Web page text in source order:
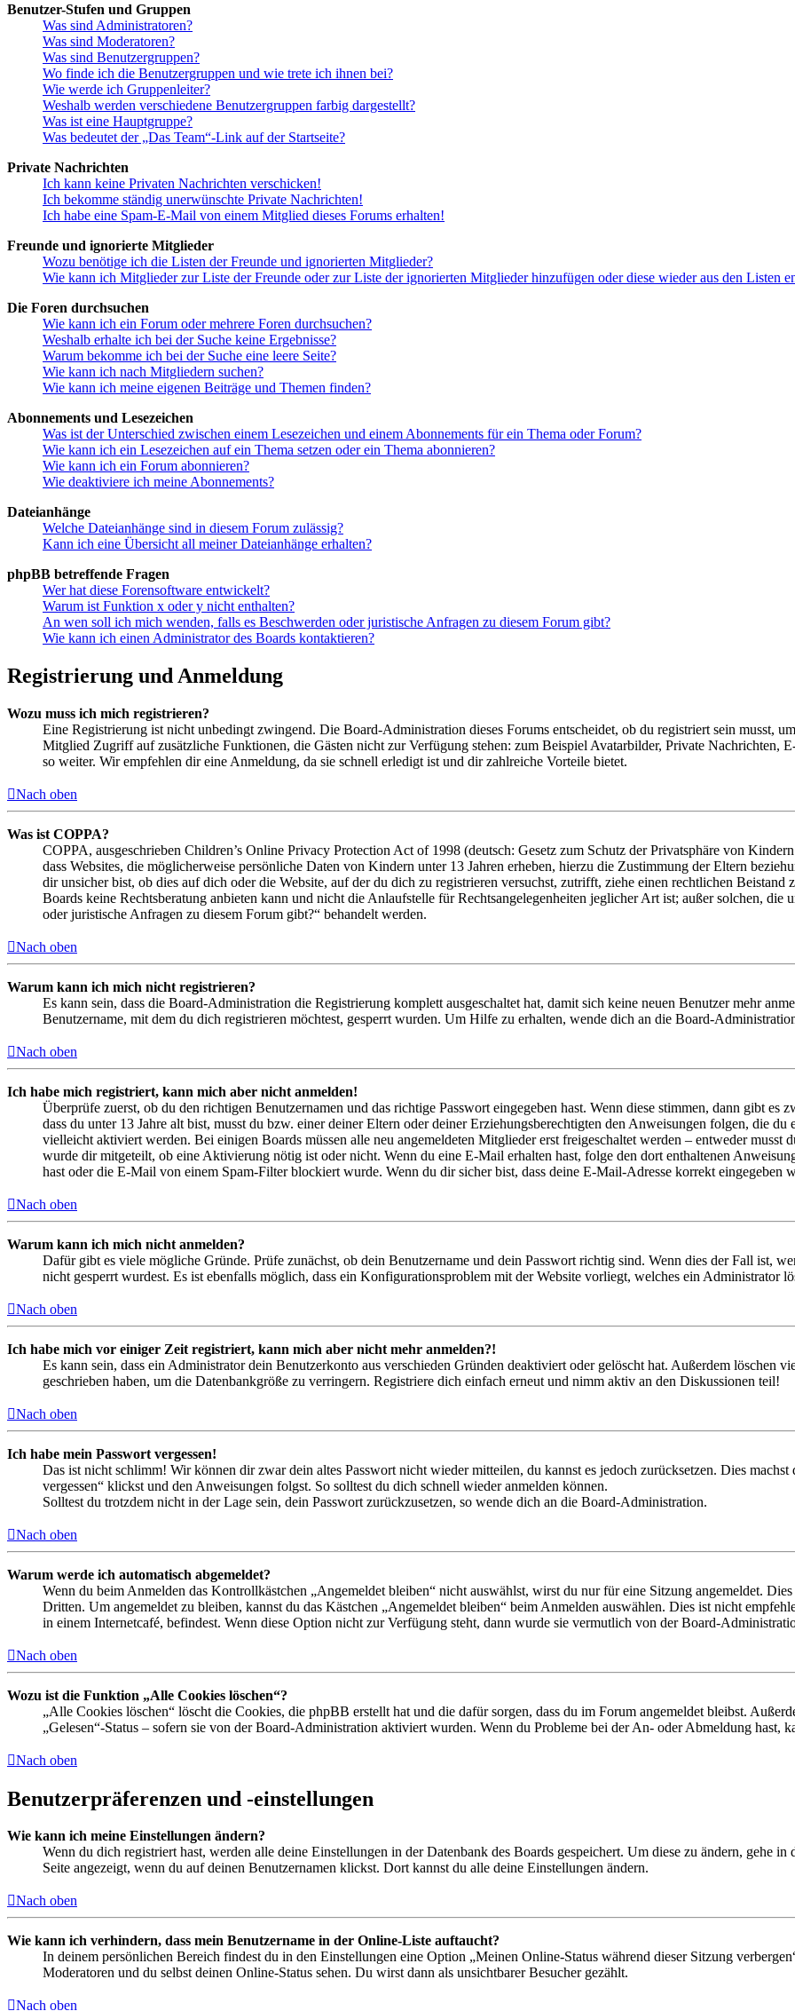
Benutzer-Stufen und Gruppen
Was sind Administratoren?
Was sind Moderatoren?
Was sind Benutzergruppen?
Wo finde ich die Benutzergruppen und wie trete ich ihnen bei?
Wie werde ich Gruppenleiter?
Weshalb werden verschiedene Benutzergruppen farbig dargestellt?
Was ist eine Hauptgruppe?
Was bedeutet der „Das Team“-Link auf der Startseite?
Private Nachrichten
Ich kann keine Privaten Nachrichten verschicken!
Ich bekomme ständig unerwünschte Private Nachrichten!
Ich habe eine Spam-E-Mail von einem Mitglied dieses Forums erhalten!
Freunde und ignorierte Mitglieder
Wozu benötige ich die Listen der Freunde und ignorierten Mitglieder?
Wie kann ich Mitglieder zur Liste der Freunde oder zur Liste der ignorierten Mitglieder hinzufügen oder diese wieder aus den Listen
Die Foren durchsuchen
Wie kann ich ein Forum oder mehrere Foren durchsuchen?
Weshalb erhalte ich bei der Suche keine Ergebnisse?
Warum bekomme ich bei der Suche eine leere Seite?
Wie kann ich nach Mitgliedern suchen?
Wie kann ich meine eigenen Beiträge und Themen finden?
Abonnements und Lesezeichen
Was ist der Unterschied zwischen einem Lesezeichen und einem Abonnements für ein Thema oder Forum?
Wie kann ich ein Lesezeichen auf ein Thema setzen oder ein Thema abonnieren?
Wie kann ich ein Forum abonnieren?
Wie deaktiviere ich meine Abonnements?
Dateianhänge
Welche Dateianhänge sind in diesem Forum zulässig?
Kann ich eine Übersicht all meiner Dateianhänge erhalten?
phpBB betreffende Fragen
Wer hat diese Forensoftware entwickelt?
Warum ist Funktion x oder y nicht enthalten?
An wen soll ich mich wenden, falls es Beschwerden oder juristische Anfragen zu diesem Forum gibt?
Wie kann ich einen Administrator des Boards kontaktieren?
Registrierung und Anmeldung
Wozu muss ich mich registrieren?
Eine Registrierung ist nicht unbedingt zwingend. Die Board-Administration dieses Forums entscheidet, ob du registriert sein musst,
Mitglied Zugriff auf zusätzliche Funktionen, die Gästen nicht zur Verfügung stehen: zum Beispiel Avatarbilder, Private Nachrichten,
so weiter. Wir empfehlen dir eine Anmeldung, da sie schnell erledigt ist und dir zahlreiche Vorteile bietet.
Nach oben
Was ist COPPA?
COPPA, ausgeschrieben Children’s Online Privacy Protection Act of 1998 (deutsch: Gesetz zum Schutz der Privatsphäre von
dass Websites, die möglicherweise persönliche Daten von Kindern unter 13 Jahren erheben, hierzu die Zustimmung der Eltern
dir unsicher bist, ob dies auf dich oder die Website, auf der du dich zu registrieren versuchst, zutrifft, ziehe einen rechtlichen
Boards keine Rechtsberatung anbieten kann und nicht die Anlaufstelle für Rechtsangelegenheiten jeglicher Art ist; außer solchen,
oder juristische Anfragen zu diesem Forum gibt?“ behandelt werden.
Nach oben
Warum kann ich mich nicht registrieren?
Es kann sein, dass die Board-Administration die Registrierung komplett ausgeschaltet hat, damit sich keine neuen Benutzer mehr
Benutzername, mit dem du dich registrieren möchtest, gesperrt wurden. Um Hilfe zu erhalten, wende dich an die Board-
Nach oben
Ich habe mich registriert, kann mich aber nicht anmelden!
Überprüfe zuerst, ob du den richtigen Benutzernamen und das richtige Passwort eingegeben hast. Wenn diese stimmen, dann gibt es
dass du unter 13 Jahre alt bist, musst du bzw. einer deiner Eltern oder deiner Erziehungsberechtigten den Anweisungen folgen, die
vielleicht aktiviert werden. Bei einigen Boards müssen alle neu angemeldeten Mitglieder erst freigeschaltet werden – entweder musst
wurde dir mitgeteilt, ob eine Aktivierung nötig ist oder nicht. Wenn du eine E-Mail erhalten hast, folge den dort enthaltenen
hast oder die E-Mail von einem Spam-Filter blockiert wurde. Wenn du dir sicher bist, dass deine E-Mail-Adresse korrekt eingegeben
Nach oben
Warum kann ich mich nicht anmelden?
Dafür gibt es viele mögliche Gründe. Prüfe zunächst, ob dein Benutzername und dein Passwort richtig sind. Wenn dies der Fall ist,
nicht gesperrt wurdest. Es ist ebenfalls möglich, dass ein Konfigurationsproblem mit der Website vorliegt, welches ein Administrator
Nach oben
Ich habe mich vor einiger Zeit registriert, kann mich aber nicht mehr anmelden?!
Es kann sein, dass ein Administrator dein Benutzerkonto aus verschieden Gründen deaktiviert oder gelöscht hat. Außerdem löschen
geschrieben haben, um die Datenbankgröße zu verringern. Registriere dich einfach erneut und nimm aktiv an den Diskussionen teil!
Nach oben
Ich habe mein Passwort vergessen!
Das ist nicht schlimm! Wir können dir zwar dein altes Passwort nicht wieder mitteilen, du kannst es jedoch zurücksetzen. Dies
vergessen“ klickst und den Anweisungen folgst. So solltest du dich schnell wieder anmelden können.
Solltest du trotzdem nicht in der Lage sein, dein Passwort zurückzusetzen, so wende dich an die Board-Administration.
Nach oben
Warum werde ich automatisch abgemeldet?
Wenn du beim Anmelden das Kontrollkästchen „Angemeldet bleiben“ nicht auswählst, wirst du nur für eine Sitzung angemeldet.
Dritten. Um angemeldet zu bleiben, kannst du das Kästchen „Angemeldet bleiben“ beim Anmelden auswählen. Dies ist nicht
in einem Internetcafé, befindest. Wenn diese Option nicht zur Verfügung steht, dann wurde sie vermutlich von der Board-
Nach oben
Wozu ist die Funktion „Alle Cookies löschen“?
„Alle Cookies löschen“ löscht die Cookies, die phpBB erstellt hat und die dafür sorgen, dass du im Forum angemeldet bleibst.
„Gelesen“-Status – sofern sie von der Board-Administration aktiviert wurden. Wenn du Probleme bei der An- oder Abmeldung hast,
Nach oben
Benutzerpräferenzen und -einstellungen
Wie kann ich meine Einstellungen ändern?
Wenn du dich registriert hast, werden alle deine Einstellungen in der Datenbank des Boards gespeichert. Um diese zu ändern, gehe
Seite angezeigt, wenn du auf deinen Benutzernamen klickst. Dort kannst du alle deine Einstellungen ändern.
Nach oben
Wie kann ich verhindern, dass mein Benutzername in der Online-Liste auftaucht?
In deinem persönlichen Bereich findest du in den Einstellungen eine Option „Meinen Online-Status während dieser Sitzung
Moderatoren und du selbst deinen Online-Status sehen. Du wirst dann als unsichtbarer Besucher gezählt.
Nach oben